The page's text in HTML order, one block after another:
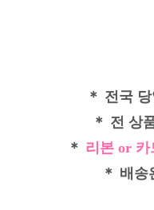
＊ 전국 당
＊ 전 상
＊ 리본 or 카
＊ 배송